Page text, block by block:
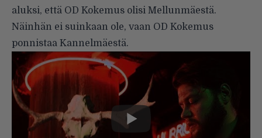
aluksi, että OD Kokemus olisi Mellunmäestä.
Näinhän ei suinkaan ole, vaan OD Kokemus
ponnistaa Kannelmäestä.